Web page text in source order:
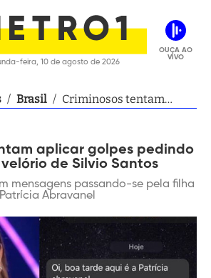
feira, 10 de agosto de 2026
OUÇA AO
VIVO
/ Brasil / Criminosos tentam
Silvio Santos
aplicar golpes pedindo
de Silvio Santos
mensagens passando-se pela filha
Abravanel